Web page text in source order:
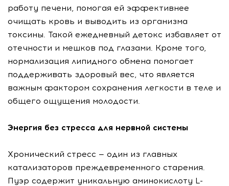
работу печени, помогая ей эффективнее
очищать кровь и выводить из организма
токсины. Такой ежедневный детокс избавляет от
отечности и мешков под глазами. Кроме того,
нормализация липидного обмена помогает
поддерживать здоровый вес, что является
важным фактором сохранения легкости в теле и
общего ощущения молодости.
Энергия без стресса для нервной системы
Хронический стресс — один из главных
катализаторов преждевременного старения.
Пуэр содержит уникальную аминокислоту L-